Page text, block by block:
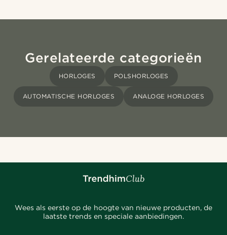
Gerelateerde categorieën
HORLOGES POLSHORLOGES
AUTOMATISCHE HORLOGES ANALOGE HORLOGES
Wees als eerste op de hoogte van nieuwe producten, de
laatste trends en speciale aanbiedingen.